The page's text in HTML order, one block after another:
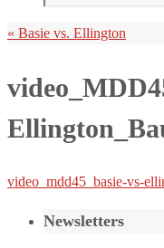
« Basie vs. Ellington
video_mdd45_basie-vs-
Newsletters